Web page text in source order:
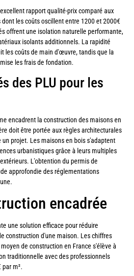
rapport qualité-prix comparé aux
les coûts oscillent entre 1200 et 2000€
offrent une isolation naturelle performante,
isolants additionnels. La rapidité
les coûts de main d'œuvre, tandis que la
les frais de fondation.
des PLU pour les
encadrent la construction des maisons en
doit être portée aux règles architecturales
un projet. Les maisons en bois s'adaptent
urbanistiques grâce à leurs multiples
L'obtention du permis de
approfondie des réglementations
encadrée
une solution efficace pour réduire
construction d'une maison. Les chiffres
de construction en France s'élève à
traditionnelle avec des professionnels
m².